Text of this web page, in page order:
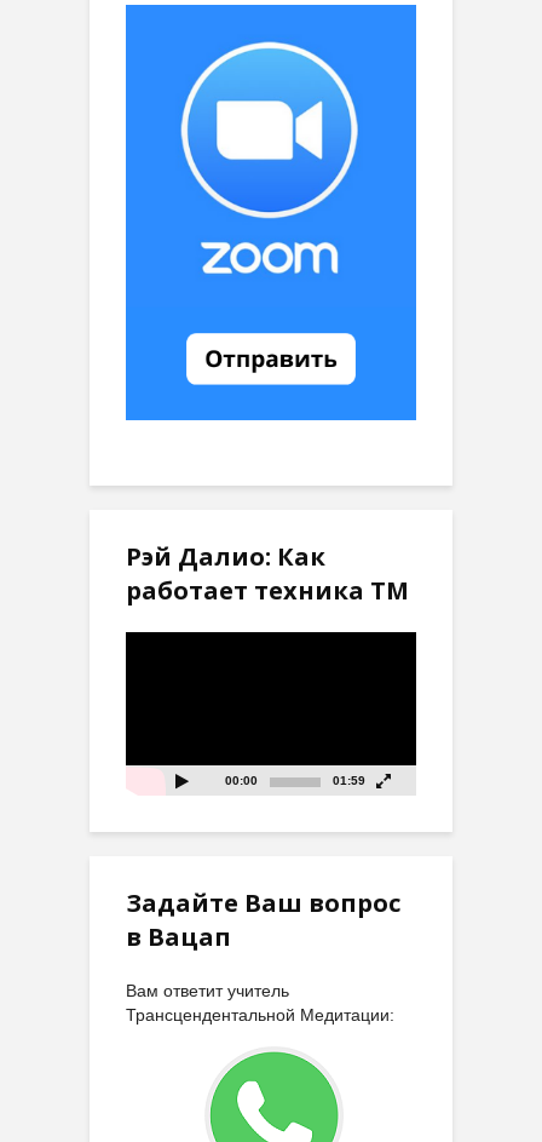
Рэй Далио: Как
работает техника ТМ
00:00 01:59
Задайте Ваш вопрос
в Вацап
Вам ответит учитель
Трансцендентальной Медитации: